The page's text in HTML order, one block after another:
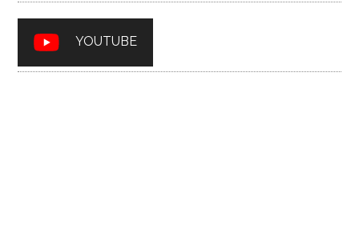
YOUTUBE